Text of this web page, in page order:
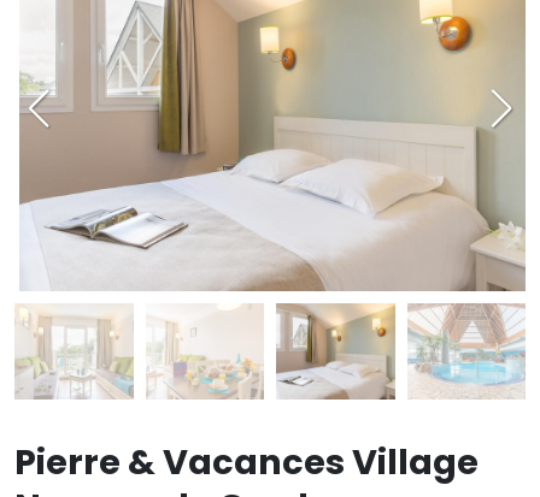
Pierre & Vacances Village